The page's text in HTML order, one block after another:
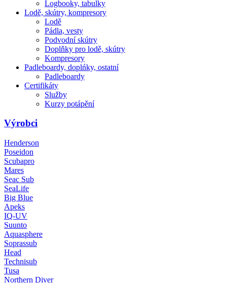
Logbooky, tabulky
Lodě, skútry, kompresory
Lodě
Pádla, vesty
Podvodní skútry
Doplňky pro lodě, skútry
Kompresory
Padleboardy, doplńky, ostatní
Padleboardy
Certifikáty
Služby
Kurzy potápění
Výrobci
Henderson
Poseidon
Scubapro
Mares
Seac Sub
SeaLife
Big Blue
Apeks
IQ-UV
Suunto
Aquasphere
Soprassub
Head
Technisub
Tusa
Northern Diver